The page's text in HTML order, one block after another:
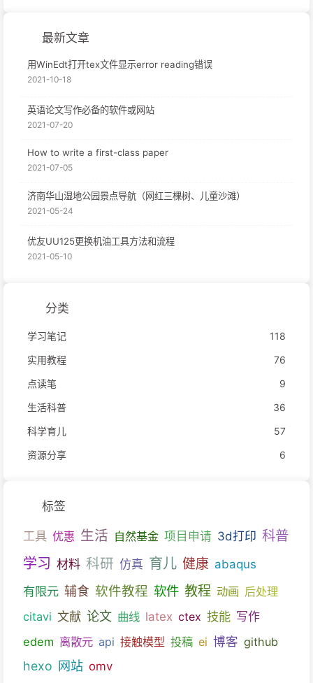
最新文章
用WinEdt打开tex文件显示error reading错误
2021-10-18
英语论文写作必备的软件或网站
2021-07-20
How to write a first-class paper
2021-07-05
济南华山湿地公园景点导航（网红三棵树、儿童沙滩）
2021-05-24
优友UU125更换机油工具方法和流程
2021-05-10
分类
学习笔记
118
实用教程
76
点读笔
9
生活科普
36
科学育儿
57
资源分享
6
标签
工具 优惠 生活 自然基金 项目申请 3d打印 科普
学习 材料 科研 仿真 育儿 健康 abaqus
有限元 辅食 软件教程 软件 教程 动画 后处理
citavi 文献 论文 曲线 latex ctex 技能 写作
edem 离散元 api 接触模型 投稿 ei 博客 github
hexo 网站 omv